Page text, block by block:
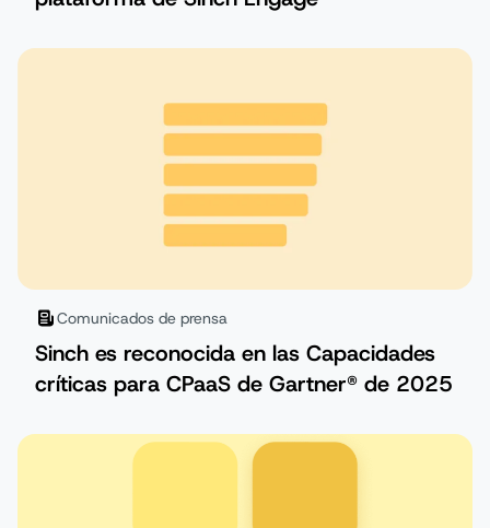
Comunicados de prensa
Sinch es reconocida en las Capacidades
críticas para CPaaS de Gartner® de 2025